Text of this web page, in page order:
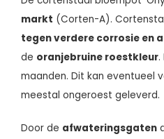
markt (Corten-A).
tegen verdere corrosie en
de oranjebruine roestkleur
maanden. Dit kan eventueel
meestal ongeroest geleverd.
Door de afwateringsgaten